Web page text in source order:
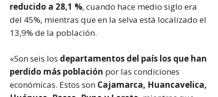
reducido a 28,1 %, cuando hace medio siglo era
del 45%, mientras que en la selva está localizado el
13,9% de la población.
«Son seis los departamentos del país los que han
perdido más población por las condiciones
económicas. Estos son Cajamarca, Huancavelica,